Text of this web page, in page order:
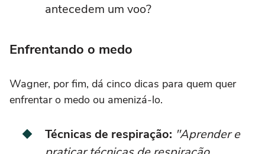
antecedem um voo?
Enfrentando o medo
Wagner, por fim, dá cinco dicas para quem quer
enfrentar o medo ou amenizá-lo.
Técnicas de respiração: "Aprender e